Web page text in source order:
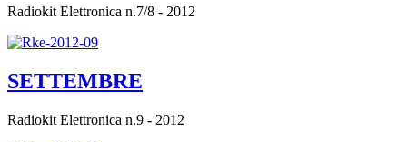
Radiokit Elettronica n.7/8 - 2012
SETTEMBRE
Radiokit Elettronica n.9 - 2012